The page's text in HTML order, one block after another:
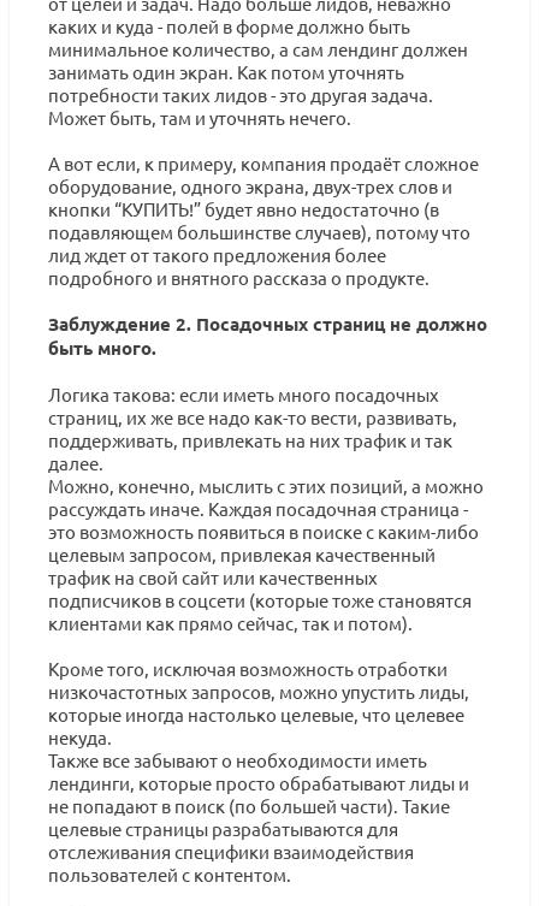
каких и куда - полей в форме должно быть
минимальное количество, а сам лендинг должен
занимать один экран. Как потом уточнять
потребности таких лидов - это другая задача.
Может быть, там и уточнять нечего.
А вот если, к примеру, компания продаёт сложное
оборудование, одного экрана, двух-трех слов и
кнопки “КУПИТЬ!” будет явно недостаточно (в
подавляющем большинстве случаев), потому что
лид ждет от такого предложения более
подробного и внятного рассказа о продукте.
Заблуждение 2. Посадочных страниц не должно
быть много.
Логика такова: если иметь много посадочных
страниц, их же все надо как-то вести, развивать,
поддерживать, привлекать на них трафик и так
далее.
Можно, конечно, мыслить с этих позиций, а можно
рассуждать иначе. Каждая посадочная страница -
это возможность появиться в поиске с каким-либо
целевым запросом, привлекая качественный
трафик на свой сайт или качественных
подписчиков в соцсети (которые тоже становятся
клиентами как прямо сейчас, так и потом).
Кроме того, исключая возможность отработки
низкочастотных запросов, можно упустить лиды,
которые иногда настолько целевые, что целевее
некуда.
Также все забывают о необходимости иметь
лендинги, которые просто обрабатывают лиды и
не попадают в поиск (по большей части). Такие
целевые страницы разрабатываются для
отслеживания специфики взаимодействия
пользователей с контентом.